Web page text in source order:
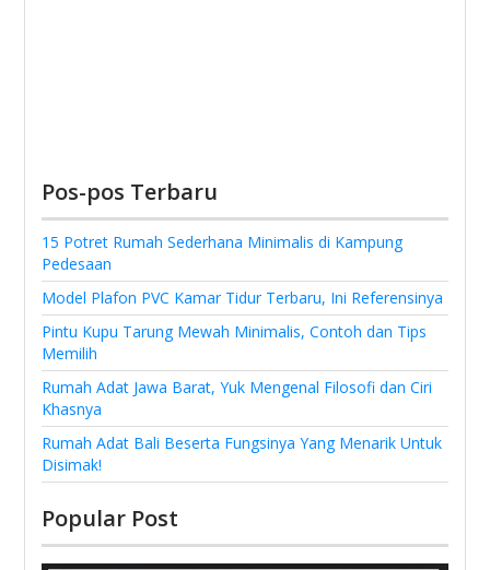
Pos-pos Terbaru
15 Potret Rumah Sederhana Minimalis di Kampung
Pedesaan
Model Plafon PVC Kamar Tidur Terbaru, Ini Referensinya
Pintu Kupu Tarung Mewah Minimalis, Contoh dan Tips
Memilih
Rumah Adat Jawa Barat, Yuk Mengenal Filosofi dan Ciri
Khasnya
Rumah Adat Bali Beserta Fungsinya Yang Menarik Untuk
Disimak!
Popular Post